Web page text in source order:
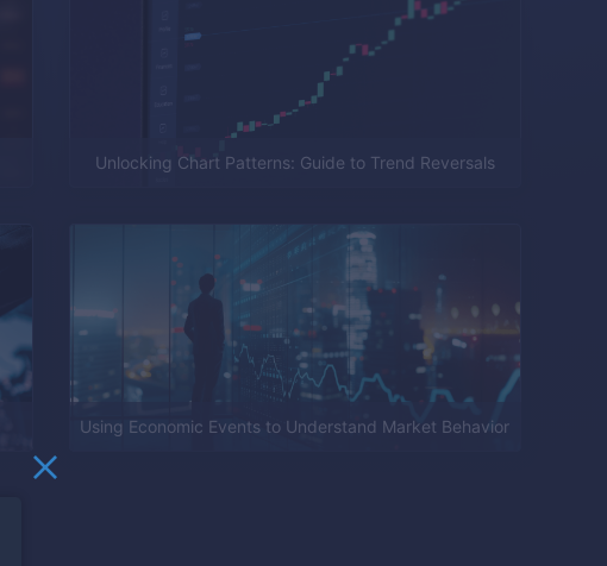
Unlocking Chart Patterns: Guide to Trend Reversals
Using Economic Events to Understand Market Behavior